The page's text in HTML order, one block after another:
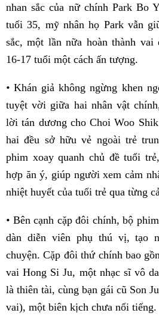
nhan sắc của nữ chính Park Bo
tuổi 35, mỹ nhân họ Park vẫn
sắc, một lần nữa hoàn thành
16-17 tuổi một cách ấn tượng.
•Khán giả không ngừng khen
tuyệt vời giữa hai nhân vật
lời tán dương cho Choi Woo
hai đều sở hữu vẻ ngoài trẻ
phim xoay quanh chủ đề tuổi
hợp ăn ý, giúp người xem cảm
nhiệt huyết của tuổi trẻ qua từng
• Bên cạnh cặp đôi chính, bộ
dàn diễn viên phụ thú vị, tạo
chuyện. Cặp đôi thứ chính bao
vai Hong Si Ju, một nhạc sĩ vô
là thiên tài, cùng bạn gái cũ Son
vai), một biên kịch chưa nổi tiếng.